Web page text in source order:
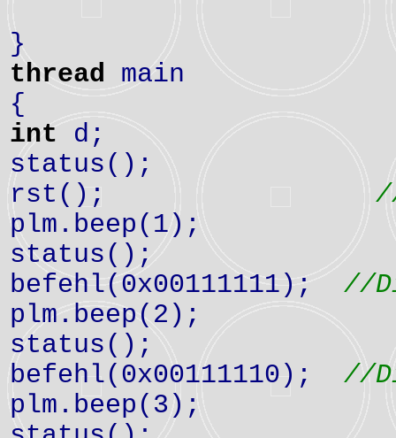
}
thread main
{
int d;
status();
rst();
plm.beep(1);
status();
befehl(0x00111111); //
plm.beep(2);
status();
befehl(0x00111110); //
plm.beep(3);